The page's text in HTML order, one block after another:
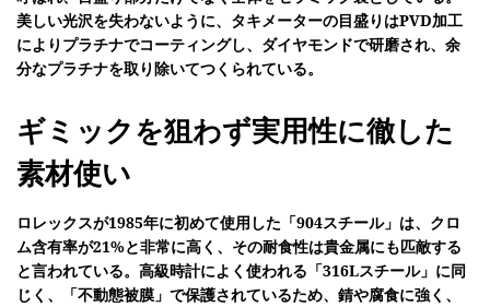
美しい光沢を失わないように、タキメーターの目盛りはPVD加工
によりプラチナでコーティングし、ダイヤモンドで研磨され、余
分なプラチナを取り除いてつくられている。
ギミックを狙わず実用性に徹した
素材使い
ロレックスが1985年に初めて使用した「904スチール」は、クロ
ム含有率が21%と非常に高く、その耐食性は貴金属にも匹敵する
と言われている。高級時計によく使われる「316Lスチール」に同
じく、「不動態被膜」で保護されているため、錆や腐食に強く、